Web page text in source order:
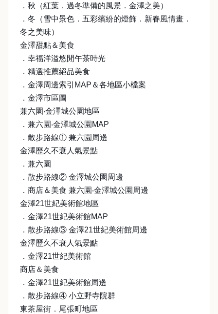
．秋（紅葉．過冬準備的風景．金澤之美）
．冬（雪中景色．五彩繽紛的燈飾．新春風情畫．
冬之美味）
金澤甜點＆美食
．幸福洋溢悠閒午茶時光
．精選推薦絕品美食
．金澤周邊索引MAP＆各地區小檔案
．金澤市區圖
兼六園‧金澤城公園地區
．兼六園‧金澤城公園MAP
．散步路線① 兼六園周邊
金澤歷久不衰人氣景點
．兼六園
．散步路線② 金澤城公園周邊
．商店＆美食 兼六園‧金澤城公園周邊
金澤21世紀美術館地區
．金澤21世紀美術館MAP
．散步路線③ 金澤21世紀美術館周邊
金澤歷久不衰人氣景點
．金澤21世紀美術館
商店＆美食
．金澤21世紀美術館周邊
．散步路線④ 小立野寺院群
東茶屋街．尾張町地區